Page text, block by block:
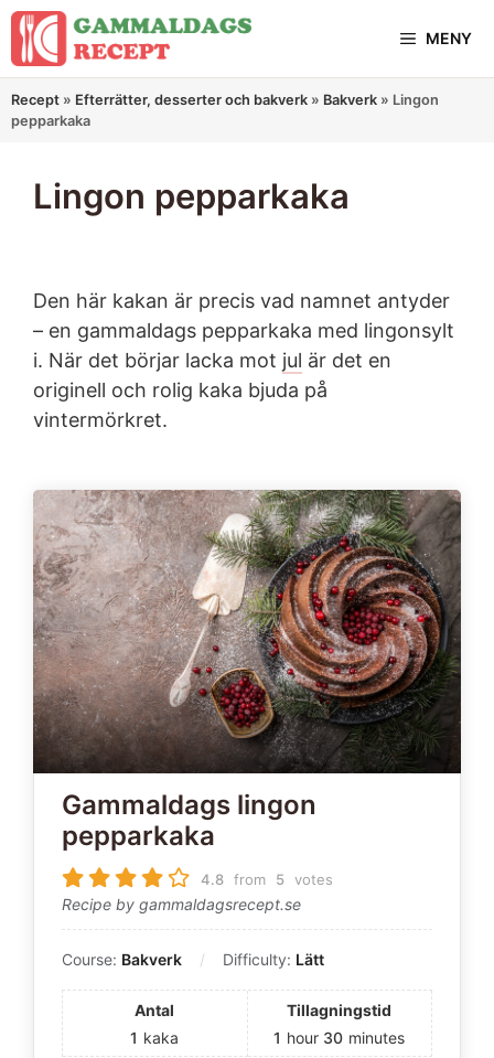
Hoppa
innehåll
MENY
Recept » Efterrätter, desserter och bakverk » Bakverk » Lingon
pepparkaka
Lingon pepparkaka
Den här kakan är precis vad namnet antyder
– en gammaldags pepparkaka med lingonsylt
i. När det börjar lacka mot jul är det en
originell och rolig kaka bjuda på
vintermörkret.
Gammaldags lingon
pepparkaka
4.8 from 5 votes
Recipe by gammaldagsrecept.se
Course: Bakverk Difficulty: Lätt
Antal
1 kaka
Tillagningstid
1 hour 30 minutes